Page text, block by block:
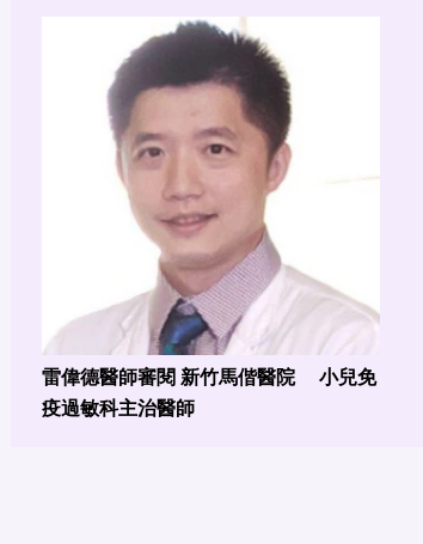
雷偉德醫師審閱 新竹馬偕醫院 小兒免
疫過敏科主治醫師